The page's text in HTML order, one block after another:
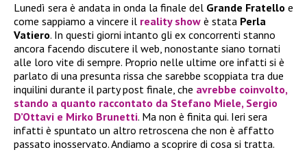
Lunedì sera è andata in onda la finale del Grande Fratello e
come sappiamo a vincere il reality show è stata Perla
Vatiero. In questi giorni intanto gli ex concorrenti stanno
ancora facendo discutere il web, nonostante siano tornati
alle loro vite di sempre. Proprio nelle ultime ore infatti si è
parlato di una presunta rissa che sarebbe scoppiata tra due
inquilini durante il party post finale, che avrebbe coinvolto,
stando a quanto raccontato da Stefano Miele, Sergio
D’Ottavi e Mirko Brunetti. Ma non è finita qui. Ieri sera
infatti è spuntato un altro retroscena che non è affatto
passato inosservato. Andiamo a scoprire di cosa si tratta.